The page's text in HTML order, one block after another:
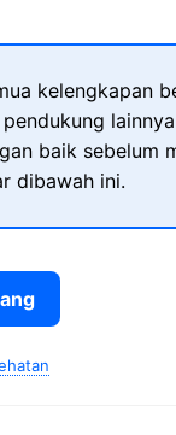
kelengkapan
baik sebelum
dibawah ini.